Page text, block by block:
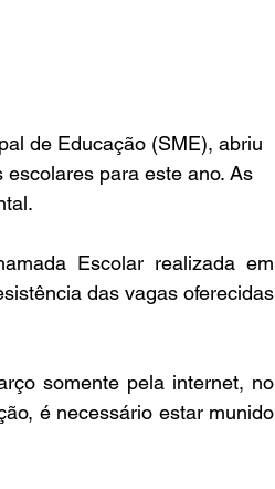
de Educação (SME), abriu
para este ano. As
Escolar realizada em
das vagas oferecidas
somente pela internet, no
é necessário estar munido